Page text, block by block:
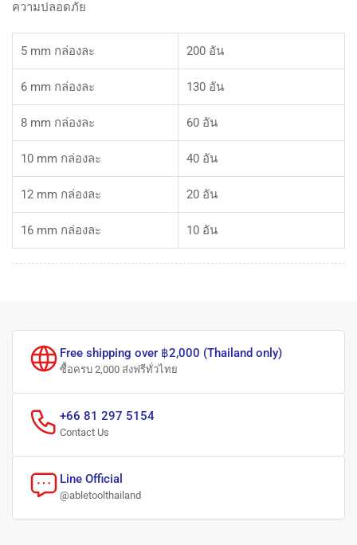
ความปลอดภัย
5 mm กล่องละ 200 อัน
6 mm กล่องละ 130 อัน
8 mm กล่องละ 60 อัน
10 mm กล่องละ 40 อัน
12 mm กล่องละ 20 อัน
16 mm กล่องละ 10 อัน
Free shipping over ฿2,000 (Thailand only)
ซื้อครบ 2,000 ส่งฟรีทั่วไทย
+66 81 297 5154
Contact Us
Line Official
@abletoolthailand